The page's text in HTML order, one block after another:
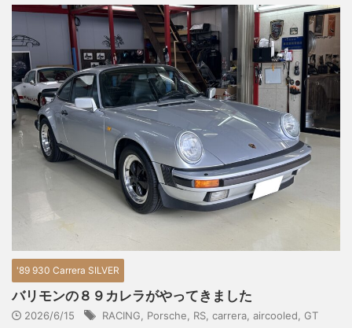
'89 930 Carrera SILVER
バリモンの８９カレラがやってきました
2026/6/15 RACING Porsche RS carrera aircooled GT